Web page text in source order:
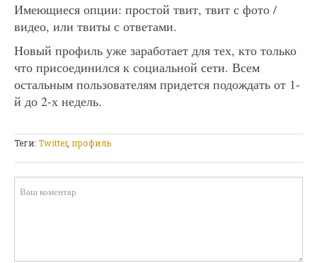
Имеющиеся опции: простой твит, твит с фото /
видео, или твиты с ответами.
Новый профиль уже заработает для тех, кто только
что присоединился к социальной сети. Всем
остальным пользователям придется подождать от 1-
й до 2-х недель.
Теги:Twitter, профиль